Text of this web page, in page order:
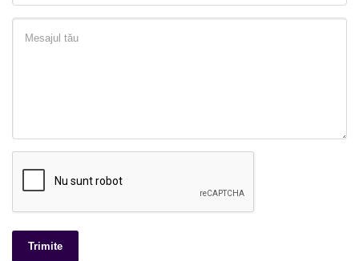
Trimite